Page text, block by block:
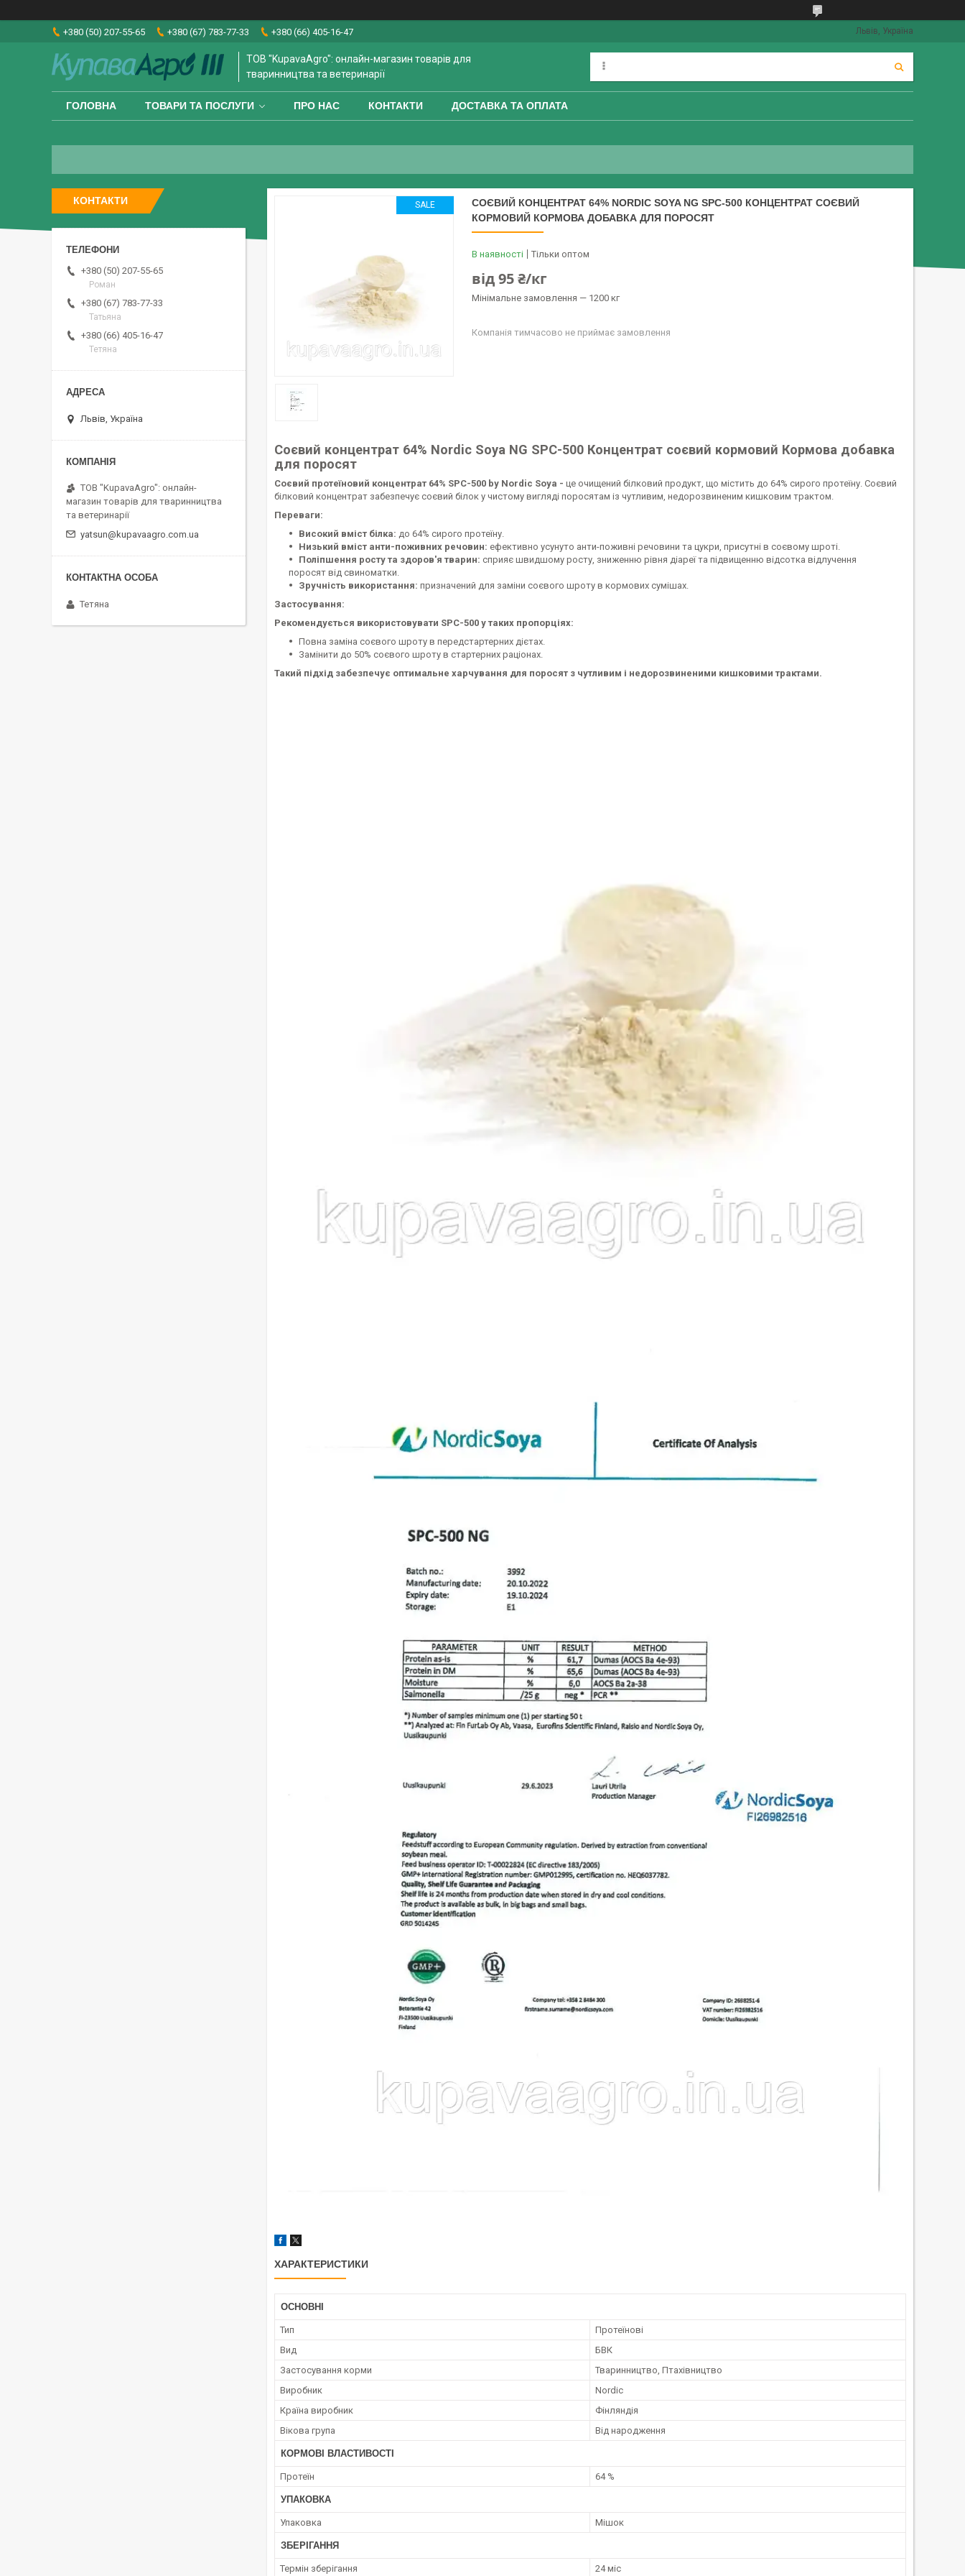
+380 (50) 207-55-65 +380 (67) 783-77-33 +380 (66) 405-16-47 Львів, Україна
ТОВ "KupavaAgro": онлайн-магазин товарів для
тваринництва та ветеринарії
ГОЛОВНА ТОВАРИ ТА ПОСЛУГИ ПРО НАС КОНТАКТИ ДОСТАВКА ТА ОПЛАТА
SALE
СОЄВИЙ КОНЦЕНТРАТ 64% NORDIC SOYA NG SPC-500 КОНЦЕНТРАТ СОЄВИЙ
КОРМОВИЙ КОРМОВА ДОБАВКА ДЛЯ ПОРОСЯТ
В наявності Тільки оптом
від95 ₴/кг
Мінімальне замовлення — 1200 кг
Компанія тимчасово не приймає замовлення
Соєвий концентрат 64% Nordic Soya NG SPC-500 Концентрат соєвий кормовий Кормова добавка
для поросят
Соєвий протеїновий концентрат 64% SPC-500 by Nordic Soya - це очищений білковий продукт, що містить до 64% сирого протеїну. Соєвий
білковий концентрат забезпечує соєвий білок у чистому вигляді поросятам із чутливим, недорозвиненим кишковим трактом.
Переваги:
Високий вміст білка: до 64% сирого протеїну.
Низький вміст анти-поживних речовин: ефективно усунуто анти-поживні речовини та цукри, присутні в соєвому шроті.
Поліпшення росту та здоров'я тварин: сприяє швидшому росту, зниженню рівня діареї та підвищенню відсотка відлучення
поросят від свиноматки.
Зручність використання: призначений для заміни соєвого шроту в кормових сумішах.
Застосування:
Рекомендується використовувати SPC-500 у таких пропорціях:
Повна заміна соєвого шроту в передстартерних дієтах.
Замінити до 50% соєвого шроту в стартерних раціонах.
Такий підхід забезпечує оптимальне харчування для поросят з чутливим і недорозвиненими кишковими трактами.
ХАРАКТЕРИСТИКИ
ОСНОВНІ
Тип
Протеїнові
Вид
БВК
Застосування корми
Тваринництво, Птахівництво
Виробник
Nordic
Країна виробник
Фінляндія
Вікова група
Від народження
КОРМОВІ ВЛАСТИВОСТІ
Протеїн 64 %
УПАКОВКА
Упаковка Мішок
ЗБЕРІГАННЯ
Термін зберігання 24 міс
КОНТАКТИ
+380 (50) 207-55-65
Роман
+380 (67) 783-77-33
Татьяна
+380 (66) 405-16-47
Тетяна
Львів, Україна
ТОВ "KupavaAgro": онлайн-
магазин товарів для тваринництва
та ветеринарії
yatsun@kupavaagro.com.ua
Тетяна